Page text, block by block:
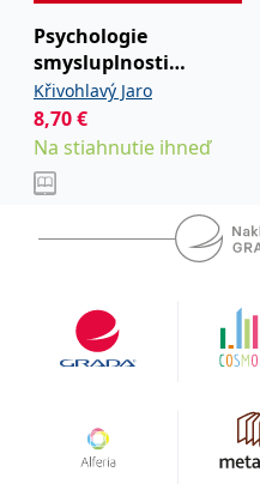
Psychologie
smysluplnosti
existence
Křivohlavý Jaro
8,70€
Na stiahnutie ihneď